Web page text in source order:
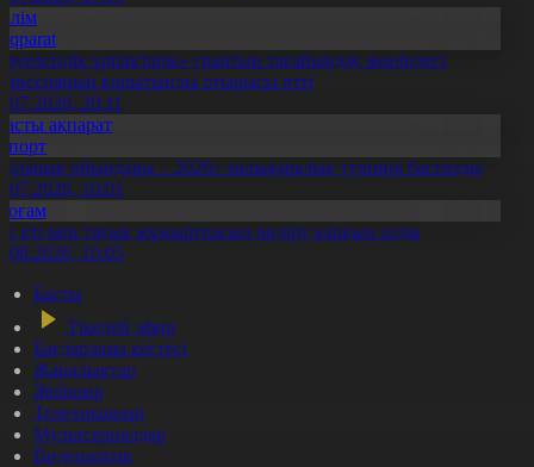
ұрпақтары» грантын тағайындау жөніндегі
қорытынды отырысы өтті
20:11
ақпарат
ойындары – 2026» халықаралық турнирі басталды
10:01
еті мен тауық жұмыртқасын өндіру қарқын алды
10:05
Басты
Тікелей эфир
Бағдарлама кестесі
Жаңалықтар
Жобалар
Телехикаялар
Мультсериалдар
Видеоархив